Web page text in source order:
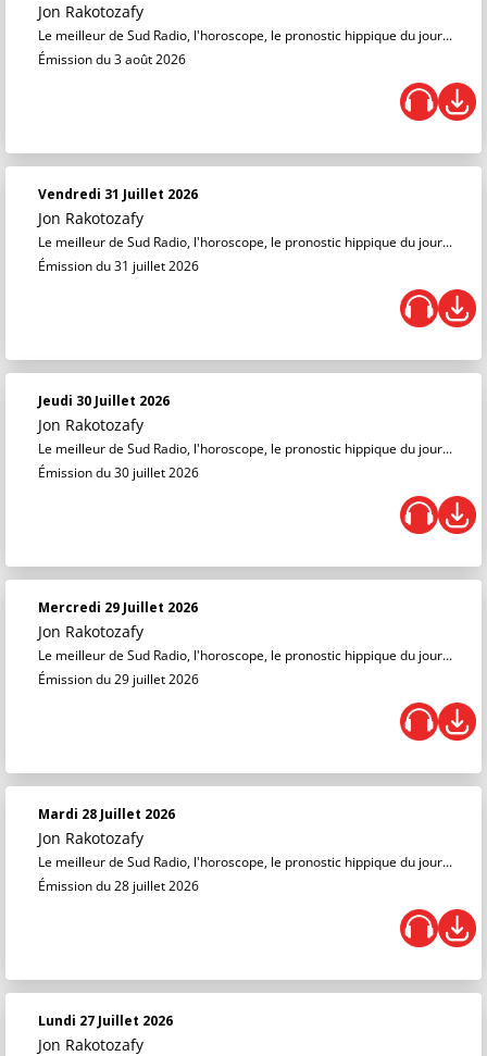
Jon Rakotozafy
Le meilleur de Sud Radio, l'horoscope, le pronostic hippique du jour...
Émission du 3 août 2026
Vendredi 31 Juillet 2026
Jon Rakotozafy
Le meilleur de Sud Radio, l'horoscope, le pronostic hippique du jour...
Émission du 31 juillet 2026
Jeudi 30 Juillet 2026
Jon Rakotozafy
Le meilleur de Sud Radio, l'horoscope, le pronostic hippique du jour...
Émission du 30 juillet 2026
Mercredi 29 Juillet 2026
Jon Rakotozafy
Le meilleur de Sud Radio, l'horoscope, le pronostic hippique du jour...
Émission du 29 juillet 2026
Mardi 28 Juillet 2026
Jon Rakotozafy
Le meilleur de Sud Radio, l'horoscope, le pronostic hippique du jour...
Émission du 28 juillet 2026
Lundi 27 Juillet 2026
Jon Rakotozafy